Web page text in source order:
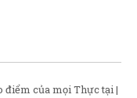
điểm của mọi Thực tại |